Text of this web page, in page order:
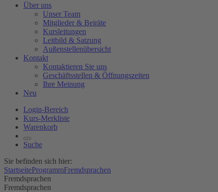
Über uns
Unser Team
Mitglieder & Beiräte
Kursleitungen
Leitbild & Satzung
Außenstellenübersicht
Kontakt
Kontaktieren Sie uns
Geschäftsstellen & Öffnungszeiten
Ihre Meinung
Neu
Login-Bereich
Kurs-Merkliste
Warenkorb
Suche
Sie befinden sich hier:
StartseiteProgrammFremdsprachen
Fremdsprachen
Fremdsprachen